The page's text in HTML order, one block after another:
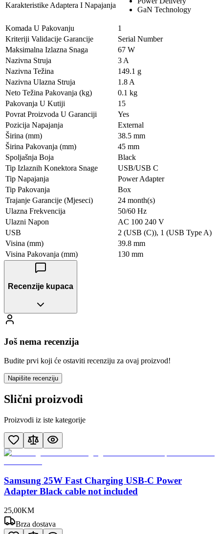
Karakteristike Adaptera I Napajanja
GaN Technology
Komada U Pakovanju
1
Kriteriji Validacije Garancije
Serial Number
Maksimalna Izlazna Snaga
67 W
Nazivna Struja
3 A
Nazivna Težina
149.1 g
Nazivna Ulazna Struja
1.8 A
Neto Težina Pakovanja (kg)
0.1 kg
Pakovanja U Kutiji
15
Povrat Proizvoda U Garanciji
Yes
Pozicija Napajanja
External
Širina (mm)
38.5 mm
Širina Pakovanja (mm)
45 mm
Spoljašnja Boja
Black
Tip Izlaznih Konektora Snage
USB/USB C
Tip Napajanja
Power Adapter
Tip Pakovanja
Box
Trajanje Garancije (Mjeseci)
24 month(s)
Ulazna Frekvencija
50/60 Hz
Ulazni Napon
AC 100 240 V
USB
2 (USB (C)), 1 (USB Type A)
Visina (mm)
39.8 mm
Visina Pakovanja (mm)
130 mm
Recenzije kupaca
Još nema recenzija
Budite prvi koji će ostaviti recenziju za ovaj proizvod!
Napišite recenziju
Slični proizvodi
Proizvodi iz iste kategorije
Samsung 25W Fast Charging USB-C Power
Adapter Black cable not included
25,00KM
Brza dostava